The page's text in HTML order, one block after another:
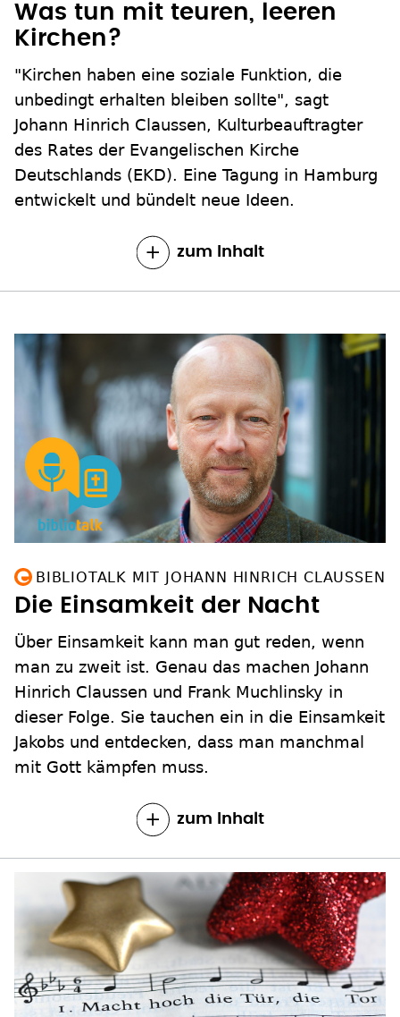
Was tun mit teuren, leeren
Kirchen?
"Kirchen haben eine soziale Funktion, die
unbedingt erhalten bleiben sollte", sagt
Johann Hinrich Claussen, Kulturbeauftragter
des Rates der Evangelischen Kirche
Deutschlands (EKD). Eine Tagung in Hamburg
entwickelt und bündelt neue Ideen.
zum Inhalt
BIBLIOTALK MIT JOHANN HINRICH CLAUSSEN
Die Einsamkeit der Nacht
Über Einsamkeit kann man gut reden, wenn
man zu zweit ist. Genau das machen Johann
Hinrich Claussen und Frank Muchlinsky in
dieser Folge. Sie tauchen ein in die Einsamkeit
Jakobs und entdecken, dass man manchmal
mit Gott kämpfen muss.
zum Inhalt